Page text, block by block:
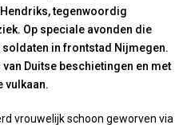
tegenwoordig
Op speciale avonden die
in frontstad Nijmegen.
Duitse beschietingen en met
vulkaan.
vrouwelijk schoon geworven via